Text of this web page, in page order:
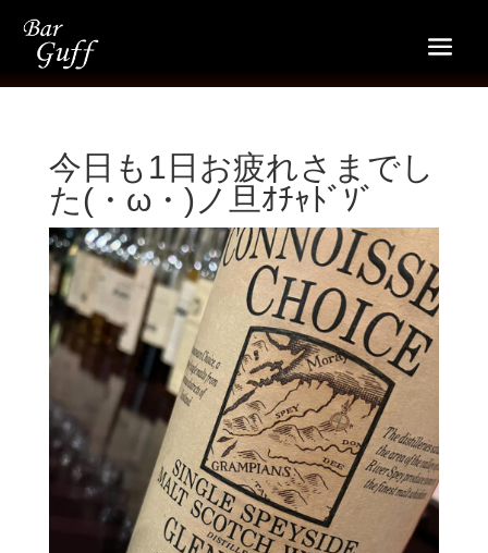
今日も1日お疲れさまでし
た(・ω・)ノ旦ｵﾁｬﾄﾞｿﾞ